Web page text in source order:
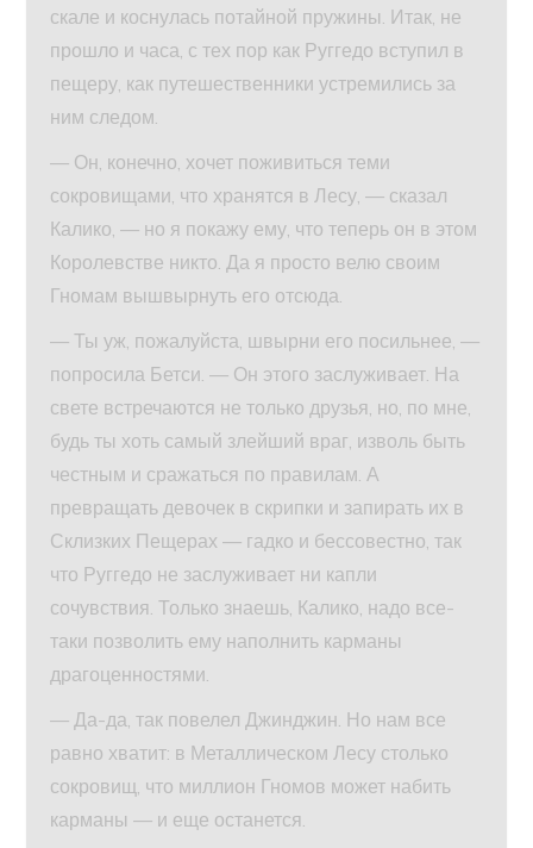
скале и коснулась потайной пружины. Итак, не
прошло и часа, с тех пор как Руггедо вступил в
пещеру, как путешественники устремились за
ним следом.
— Он, конечно, хочет поживиться теми
сокровищами, что хранятся в Лесу, — сказал
Калико, — но я покажу ему, что теперь он в этом
Королевстве никто. Да я просто велю своим
Гномам вышвырнуть его отсюда.
— Ты уж, пожалуйста, швырни его посильнее, —
попросила Бетси. — Он этого заслуживает. На
свете встречаются не только друзья, но, по мне,
будь ты хоть самый злейший враг, изволь быть
честным и сражаться по правилам. А
превращать девочек в скрипки и запирать их в
Склизких Пещерах — гадко и бессовестно, так
что Руггедо не заслуживает ни капли
сочувствия. Только знаешь, Калико, надо все-
таки позволить ему наполнить карманы
драгоценностями.
— Да-да, так повелел Джинджин. Но нам все
равно хватит: в Металлическом Лесу столько
сокровищ, что миллион Гномов может набить
карманы — и еще останется.